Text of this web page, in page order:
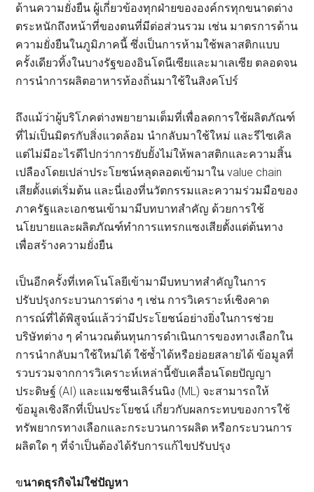
ด้านความยั่งยืน ผู้เกี่ยวข้องทุกฝ่ายขององค์กรทุกขนาดต่าง
ตระหนักถึงหน้าที่ของตนที่มีต่อส่วนรวม เช่น มาตรการด้าน
ความยั่งยืนในภูมิภาคนี้ ซึ่งเป็นการห้ามใช้พลาสติกแบบ
ครั้งเดียวทิ้งในบางรัฐของอินโดนีเซียและมาเลเซีย ตลอดจน
การนำการผลิตอาหารท้องถิ่นมาใช้ในสิงคโปร์
ถึงแม้ว่าผู้บริโภคต่างพยายามเต็มที่เพื่อลดการใช้ผลิตภัณฑ์
ที่ไม่เป็นมิตรกับสิ่งแวดล้อม นำกลับมาใช้ใหม่ และรีไซเคิล
แต่ไม่มีอะไรดีไปกว่าการยับยั้งไม่ให้พลาสติกและความสิ้น
เปลืองโดยเปล่าประโยชน์หลุดลอดเข้ามาใน value chain
เสียตั้งแต่เริ่มต้น และนี่เองที่นวัตกรรมและความร่วมมือของ
ภาครัฐและเอกชนเข้ามามีบทบาทสำคัญ ด้วยการใช้
นโยบายและผลิตภัณฑ์ทำการแทรกแซงเสียตั้งแต่ต้นทาง
เพื่อสร้างความยั่งยืน
เป็นอีกครั้งที่เทคโนโลยีเข้ามามีบทบาทสำคัญในการ
ปรับปรุงกระบวนการต่าง ๆ เช่น การวิเคราะห์เชิงคาด
การณ์ที่ได้พิสูจน์แล้วว่ามีประโยชน์อย่างยิ่งในการช่วย
บริษัทต่าง ๆ คำนวณต้นทุนการดำเนินการของทางเลือกใน
การนำกลับมาใช้ใหม่ได้ ใช้ซ้ำได้หรือย่อยสลายได้ ข้อมูลที่
รวบรวมจากการวิเคราะห์เหล่านี้ขับเคลื่อนโดยปัญญา
ประดิษฐ์ (AI) และแมชชีนเลิร์นนิง (ML) จะสามารถให้
ข้อมูลเชิงลึกที่เป็นประโยชน์ เกี่ยวกับผลกระทบของการใช้
ทรัพยากรทางเลือกและกระบวนการผลิต หรือกระบวนการ
ผลิตใด ๆ ที่จำเป็นต้องได้รับการแก้ไขปรับปรุง
ขนาดธุรกิจไม่ใช่ปัญหา